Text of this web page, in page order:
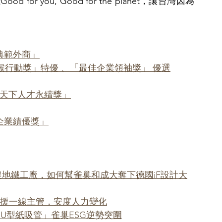
外商」
行動獎」特優 、「最佳企業領袖獎」 優選
下人才永續獎」
績優獎」
鐵工廠，如何幫雀巢和成大奪下德國iF設計大
一線主管，安度人力變化
型紙吸管」雀巢ESG逆勢突圍